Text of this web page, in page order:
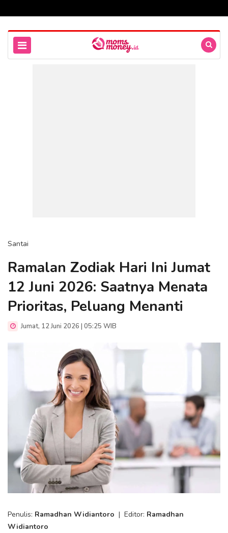
Santai
Ramalan Zodiak Hari Ini Jumat
12 Juni 2026: Saatnya Menata
Prioritas, Peluang Menanti
Jumat, 12 Juni 2026 | 05:25 WIB
Penulis: Ramadhan Widiantoro | Editor: Ramadhan
Widiantoro